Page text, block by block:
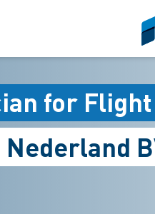
for